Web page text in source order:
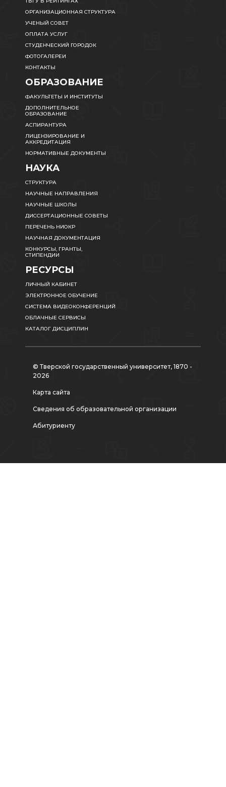
ОРГАНИЗАЦИОННАЯ СТРУКТУРА
УЧЕНЫЙ СОВЕТ
ОПЛАТА УСЛУГ
СТУДЕНЧЕСКИЙ ГОРОДОК
ФОТОГАЛЕРЕИ
КОНТАКТЫ
ОБРАЗОВАНИЕ
ФАКУЛЬТЕТЫ И ИНСТИТУТЫ
ДОПОЛНИТЕЛЬНОЕ
ОБРАЗОВАНИЕ
АСПИРАНТУРА
ЛИЦЕНЗИРОВАНИЕ И
АККРЕДИТАЦИЯ
НОРМАТИВНЫЕ ДОКУМЕНТЫ
НАУКА
СТРУКТУРА
НАУЧНЫЕ НАПРАВЛЕНИЯ
НАУЧНЫЕ ШКОЛЫ
ДИССЕРТАЦИОННЫЕ СОВЕТЫ
ПЕРЕЧЕНЬ НИОКР
НАУЧНАЯ ДОКУМЕНТАЦИЯ
КОНКУРСЫ, ГРАНТЫ,
СТИПЕНДИИ
РЕСУРСЫ
ЛИЧНЫЙ КАБИНЕТ
ЭЛЕКТРОННОЕ ОБУЧЕНИЕ
СИСТЕМА ВИДЕОКОНФЕРЕНЦИЙ
ОБЛАЧНЫЕ СЕРВИСЫ
КАТАЛОГ ДИСЦИПЛИН
© Тверской государственный университет, 1870 -
2026
Карта сайта
Сведения об образовательной организации
Абитуриенту